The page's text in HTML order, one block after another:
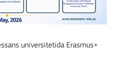
universitetida Erasmus+